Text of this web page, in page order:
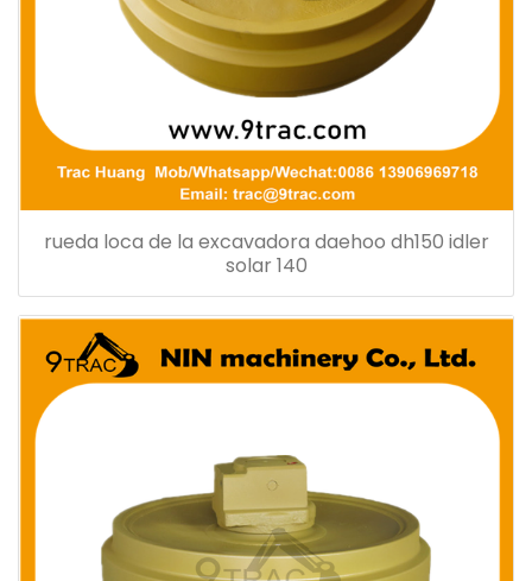
rueda loca de la excavadora daehoo dh150 idler
solar 140